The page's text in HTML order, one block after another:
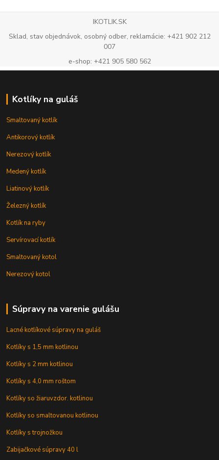
IKOTLIK.SK
Sklad, stav objednávok, osobný odber, reklamácie: +421 902 212
007
e-shop: +421 905 580 562
Kotlíky na guláš
Smaltovaný kotlík
Antikorový kotlík
Nerezový kotlík
Medený kotlík
Liatinový kotlík
Železný kotlík
Kotlík na ryby
Servírovací kotlík
Smaltovaný kotol
Nerezový kotol
Súpravy na varenie gulášu
Lacné kotlíkové súpravy na guláš
Kotlíky s 1,5 mm kotlinou
Kotlíky s 2 mm kotlinou
Kotlíky s 4,0 mm roštom
Kotlíky so žiaruvzdor. kotlinou
Kotlíky so smaltovanou kotlinou
Kotlíky s trojnožkou
Zabijačkové súpravy 40 l